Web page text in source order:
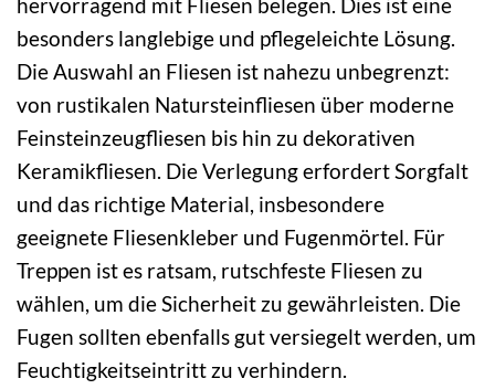
besonders langlebige und pflegeleichte Lösung.
Die Auswahl an Fliesen ist nahezu unbegrenzt:
von rustikalen Natursteinfliesen über moderne
Feinsteinzeugfliesen bis hin zu dekorativen
Keramikfliesen. Die Verlegung erfordert Sorgfalt
und das richtige Material, insbesondere
geeignete Fliesenkleber und Fugenmörtel. Für
Treppen ist es ratsam, rutschfeste Fliesen zu
wählen, um die Sicherheit zu gewährleisten. Die
Fugen sollten ebenfalls gut versiegelt werden, um
Feuchtigkeitseintritt zu verhindern.